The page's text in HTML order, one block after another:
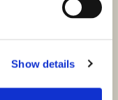
Show details